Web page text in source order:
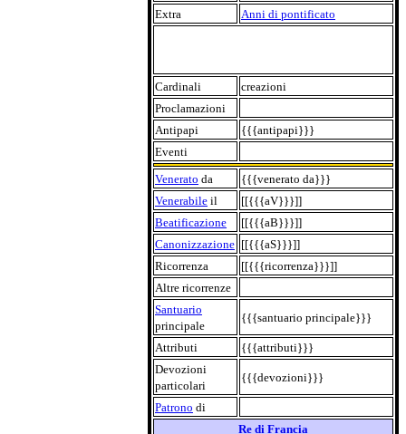
Extra
Anni di pontificato
Cardinali
creazioni
Proclamazioni
Antipapi
{{{antipapi}}}
Eventi
Venerato da
{{{venerato da}}}
Venerabile il
[[{{{aV}}}]]
Beatificazione
[[{{{aB}}}]]
Canonizzazione [[{{{aS}}}]]
Ricorrenza
[[{{{ricorrenza}}}]]
Altre ricorrenze
Santuario
principale
{{{santuario principale}}}
Attributi
{{{attributi}}}
Devozioni
particolari
{{{devozioni}}}
Patrono di
Re di Francia